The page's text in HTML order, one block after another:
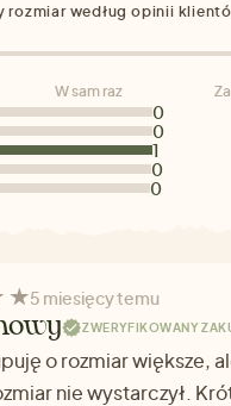
0
0
1
0
0
rozmiar według opinii
W sam raz
5 miesięcy temu
ZWERYFIKOWANY
o rozmiar większe,
nie wystarczył.